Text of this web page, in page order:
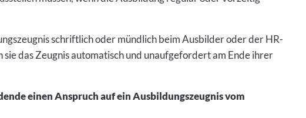
schriftlich oder mündlich beim Ausbilder oder der HR-
das Zeugnis automatisch und unaufgefordert am Ende ihrer
einen Anspruch auf ein Ausbildungszeugnis vom